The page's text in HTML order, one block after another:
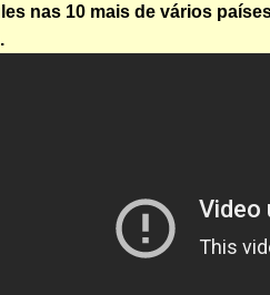
nas 10 mais de vários